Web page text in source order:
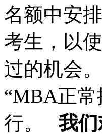
名额中安
考生，以
过的机会。
“MBA正
行。 我